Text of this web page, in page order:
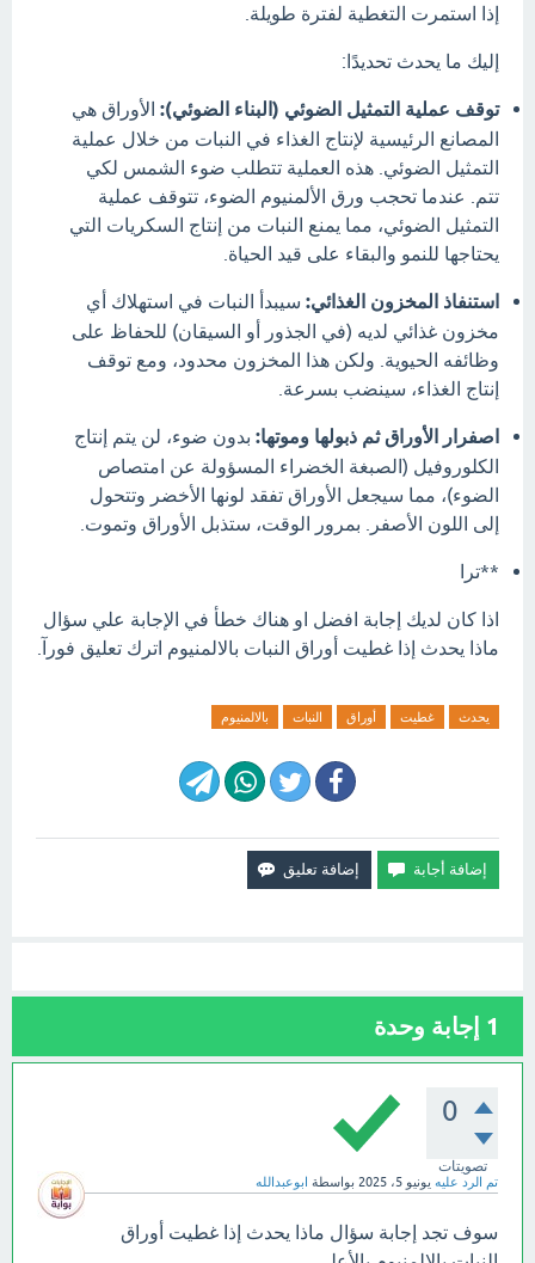
إذا استمرت التغطية لفترة طويلة.
إليك ما يحدث تحديدًا:
توقف عملية التمثيل الضوئي (البناء الضوئي): الأوراق هي
المصانع الرئيسية لإنتاج الغذاء في النبات من خلال عملية
التمثيل الضوئي. هذه العملية تتطلب ضوء الشمس لكي
تتم.
عندما تحجب ورق الألمنيوم الضوء، تتوقف عملية
التمثيل الضوئي، مما يمنع النبات من إنتاج السكريات التي
يحتاجها للنمو والبقاء على قيد الحياة.
استنفاذ المخزون الغذائي: سيبدأ النبات في استهلاك أي
مخزون غذائي لديه (في الجذور أو السيقان) للحفاظ على
وظائفه الحيوية. ولكن هذا المخزون محدود، ومع توقف
إنتاج الغذاء، سينضب بسرعة.
اصفرار الأوراق ثم ذبولها وموتها: بدون ضوء، لن يتم إنتاج
الكلوروفيل (الصبغة الخضراء المسؤولة عن امتصاص
الضوء)، مما سيجعل الأوراق تفقد لونها الأخضر وتتحول
إلى اللون الأصفر.
بمرور الوقت، ستذبل الأوراق وتموت.
**ترا
اذا كان لديك إجابة افضل او هناك خطأ في الإجابة علي سؤال
ماذا يحدث إذا غطيت أوراق النبات بالالمنيوم اترك تعليق فورآ.
يحدث غطيت أوراق النبات بالالمنيوم
1 إجابة وحدة
0
تصويتات
تم الرد عليه يونيو 5، 2025 بواسطة ابوعبدالله
سوف تجد إجابة سؤال ماذا يحدث إذا غطيت أوراق